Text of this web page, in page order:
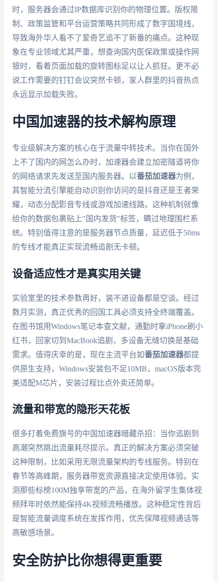
时，服务器会通过IP数据库识别你的物理位置。版权限
制、政策监管和平台运营策略共同形成了数字国境线，
导致海外华人看不了爱奇艺追不了新番的痛点。这种现
象在专业领域尤其严重，想查询国内医保政策或操作网
银时，看着页面加载的旋转图标足以让人抓狂。更不必
说工作需要的钉钉会议突然卡顿，家人群里的抖音热点
永远显示加载失败。
中国加速器的技术解构原理
专业级解决方案的核心在于流量中转技术。当你在国外
上不了国内的网怎么办时，加速器会建立加密隧道将你
的网络请求先发送至国内服务器。以番茄加速器为例，
其智能分流引擎能自动识别你访问的是抖音还是王者荣
耀，动态分配影音专线或游戏加速线路。这种机制就像
给你的数据包裹贴上"国内发货"标签，瞒过地理围栏系
统。特别值得注意的是服务器节点质量，延迟低于50ms
的专线才能真正实现流畅追剧无卡顿。
设备适应性才是真实用关键
实验室里的技术参数再好，装不进设备都是空谈。经过
数月实测，真正优秀的回国工具必须支持全终端覆盖。
在图书馆用Windows笔记本查文献，通勤时拿iPhone刷小
红书，回家切到MacBook追剧，多设备无缝切换是基础
需求。值得庆幸的是，现在主流平台如番茄加速器都提
供原生支持，Windows安装包不足10MB，macOS版本完
美适配M芯片，安装过程比点外卖还简单。
流量和带宽的隐形天花板
很多打着免费旗号的中国加速器暗藏杀招：当你追剧到
高潮突然跳出流量耗尽提示。真正的解决方案必须突破
这种限制，比如采用无限流量架构的专线服务。特别在
春节等高峰期，服务器带宽资源直接决定使用体验。实
测那些标榜100M独享带宽的产品，在海外留学生集体视
频拜年时依然能保持4K视频流畅播放。这种稳定性背后
是智能流量调度系统在发挥作用，优先保障视频通话等
高敏感场景。
安全防护比你想得更重要